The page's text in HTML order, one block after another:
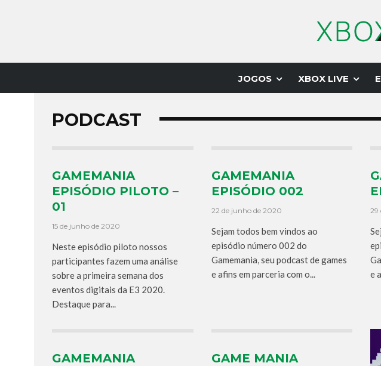
JOGOS XBOX LIVE
PODCAST
GAMEMANIA
EPISÓDIO PILOTO –
01
15 de junho de 2020
Neste episódio piloto nossos
participantes fazem uma análise
sobre a primeira semana dos
eventos digitais da E3 2020.
Destaque para...
GAMEMANIA
EPISÓDIO 002
22 de junho de 2020
Sejam todos bem vindos ao
episódio número 002 do
Gamemania, seu podcast de games
e afins em parceria com o...
29
e
GAMEMANIA
GAME MANIA